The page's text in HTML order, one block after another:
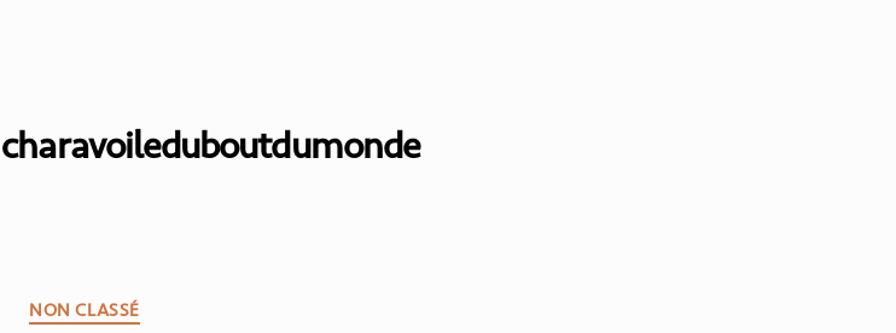
charavoileduboutdumonde
NON CLASSÉ